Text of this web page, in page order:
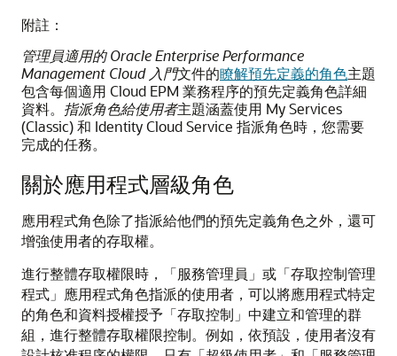
附註：
管理員適用的 Oracle Enterprise Performance
Management Cloud 入門文件的瞭解預先定義的角色主題
包含每個適用 Cloud EPM 業務程序的預先定義角色詳細
資料。 指派角色給使用者主題涵蓋使用 My Services
(Classic) 和 Identity Cloud Service 指派角色時，您需要
完成的任務。
關於應用程式層級角色
應用程式角色除了指派給他們的預先定義角色之外，還可
增強使用者的存取權。
進行整體存取權限時，「服務管理員」或「存取控制管理
程式」應用程式角色指派的使用者，可以將應用程式特定
的角色和資料授權授予「存取控制」中建立和管理的群
組，進行整體存取權限控制。例如，依預設，使用者沒有